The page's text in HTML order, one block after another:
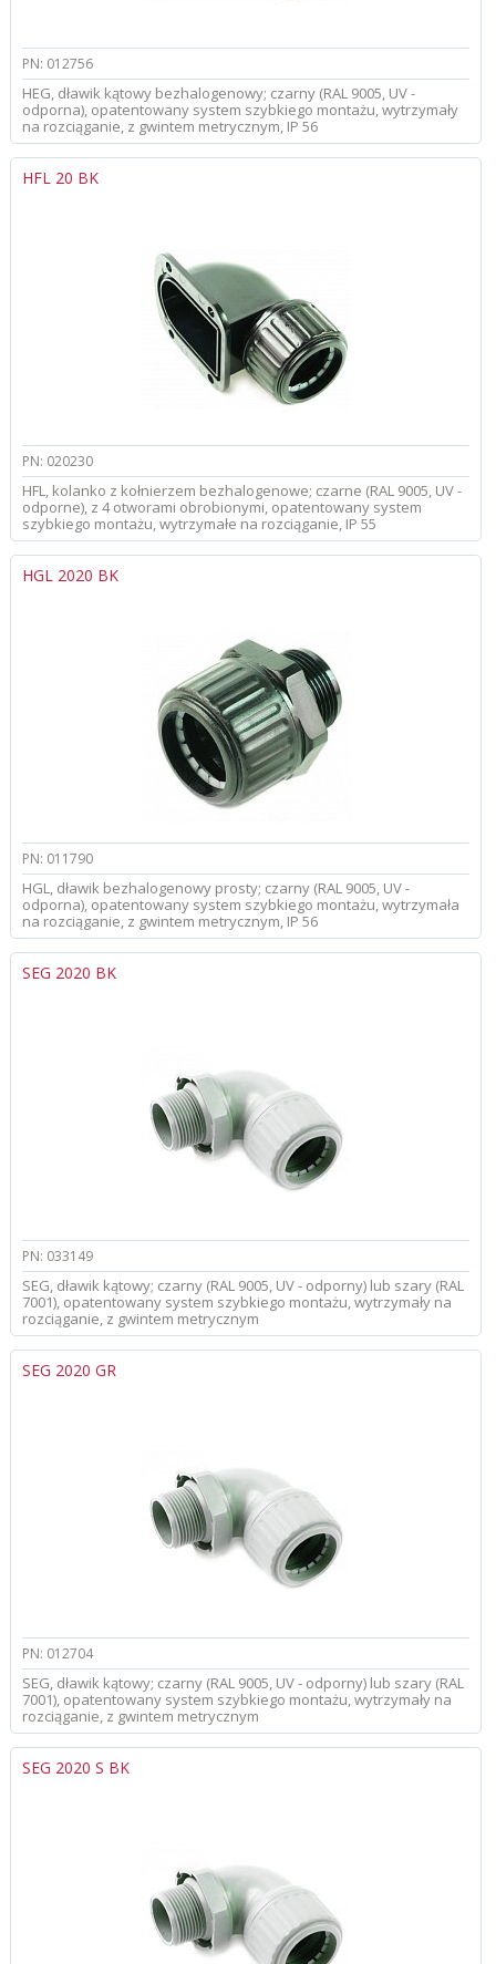
PN: 012756
HEG, dławik kątowy bezhalogenowy; czarny (RAL 9005, UV -
odporna), opatentowany system szybkiego montażu, wytrzymały
na rozciąganie, z gwintem metrycznym, IP 56
HFL 20 BK
PN: 020230
HFL, kolanko z kołnierzem bezhalogenowe; czarne (RAL 9005, UV -
odporne), z 4 otworami obrobionymi, opatentowany system
szybkiego montażu, wytrzymałe na rozciąganie, IP 55
HGL 2020 BK
PN: 011790
HGL, dławik bezhalogenowy prosty; czarny (RAL 9005, UV -
odporna), opatentowany system szybkiego montażu, wytrzymała
na rozciąganie, z gwintem metrycznym, IP 56
SEG 2020 BK
PN: 033149
SEG, dławik kątowy; czarny (RAL 9005, UV - odporny) lub szary (RAL
7001), opatentowany system szybkiego montażu, wytrzymały na
rozciąganie, z gwintem metrycznym
SEG 2020 GR
PN: 012704
SEG, dławik kątowy; czarny (RAL 9005, UV - odporny) lub szary (RAL
7001), opatentowany system szybkiego montażu, wytrzymały na
rozciąganie, z gwintem metrycznym
SEG 2020 S BK